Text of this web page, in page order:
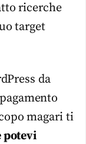
ricerche
target
da
magari ti
potevi